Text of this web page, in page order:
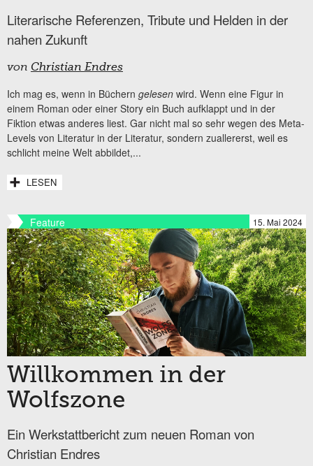
Literarische Referenzen, Tribute und Helden in der
nahen Zukunft
von Christian Endres
Ich mag es, wenn in Büchern gelesen wird. Wenn eine Figur in
einem Roman oder einer Story ein Buch aufklappt und in der
Fiktion etwas anderes liest. Gar nicht mal so sehr wegen des Meta-
Levels von Literatur in der Literatur, sondern zuallererst, weil es
schlicht meine Welt abbildet,...
LESEN
Feature 15. Mai 2024
Willkommen in der
Wolfszone
Ein Werkstattbericht zum neuen Roman von
Christian Endres